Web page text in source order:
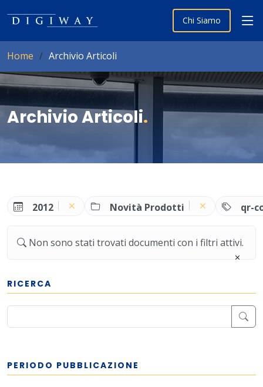
Chi Siamo
Home Archivio Articoli
Archivio Articoli.
2012 Novità Prodotti qr-
Non sono stati trovati documenti con i filtri attivi.
RICERCA
PERIODO PUBBLICAZIONE